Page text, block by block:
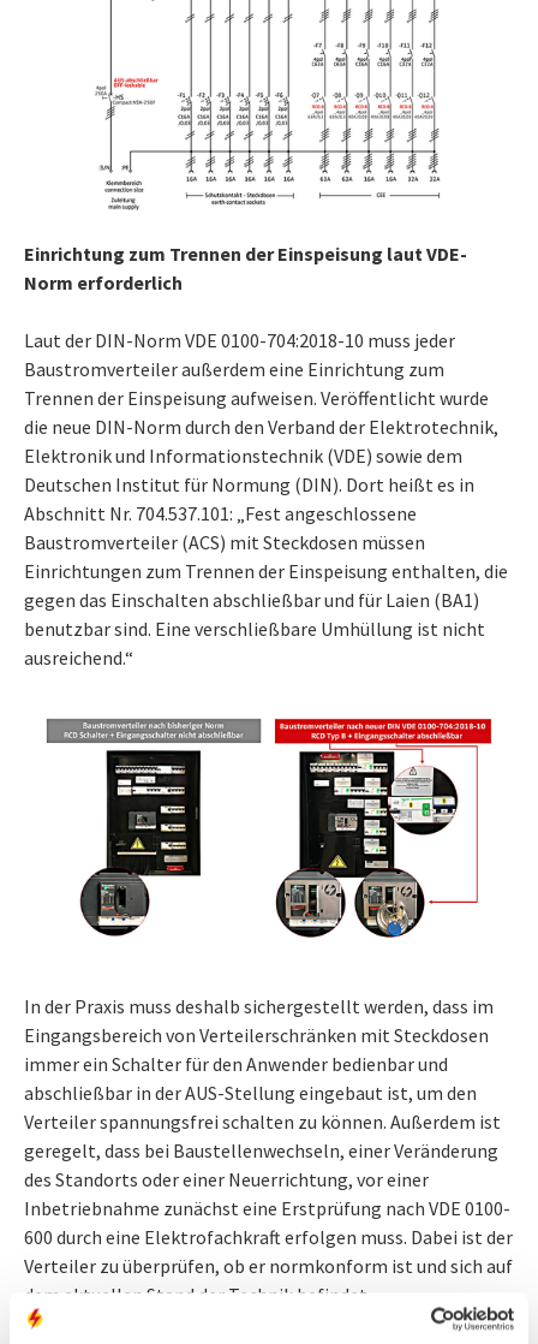
Einrichtung zum Trennen der Einspeisung laut VDE-
Norm erforderlich
Laut der DIN-Norm VDE 0100-704:2018-10 muss jeder
Baustromverteiler außerdem eine Einrichtung zum
Trennen der Einspeisung aufweisen. Veröffentlicht wurde
die neue DIN-Norm durch den Verband der Elektrotechnik,
Elektronik und Informationstechnik (VDE) sowie dem
Deutschen Institut für Normung (DIN). Dort heißt es in
Abschnitt Nr. 704.537.101: „Fest angeschlossene
Baustromverteiler (ACS) mit Steckdosen müssen
Einrichtungen zum Trennen der Einspeisung enthalten, die
gegen das Einschalten abschließbar und für Laien (BA1)
benutzbar sind. Eine verschließbare Umhüllung ist nicht
ausreichend.“
In der Praxis muss deshalb sichergestellt werden, dass im
Eingangsbereich von Verteilerschränken mit Steckdosen
immer ein Schalter für den Anwender bedienbar und
abschließbar in der AUS-Stellung eingebaut ist, um den
Verteiler spannungsfrei schalten zu können. Außerdem ist
geregelt, dass bei Baustellenwechseln, einer Veränderung
des Standorts oder einer Neuerrichtung, vor einer
Inbetriebnahme zunächst eine Erstprüfung nach VDE 0100-
600 durch eine Elektrofachkraft erfolgen muss. Dabei ist der
Verteiler zu überprüfen, ob er normkonform ist und sich auf
dem aktuellen Stand der Technik befindet.